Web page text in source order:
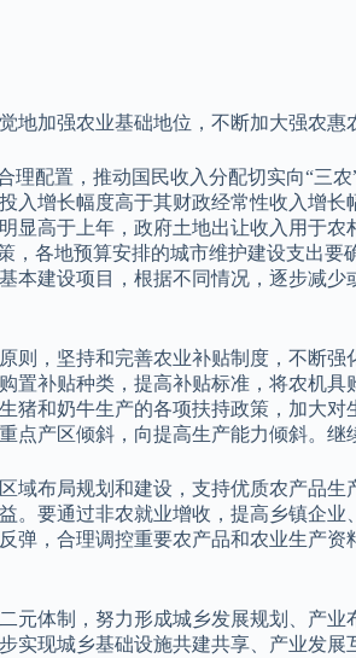
加强农业基础地位，不断加大强农惠
配置，推动国民收入分配切实向“三
增长幅度高于其财政经常性收入增
高于上年，政府土地出让收入用于
各地预算安排的城市维护建设支出
建设项目，根据不同情况，逐步减
则，坚持和完善农业补贴制度，不断
补贴种类，提高补贴标准，将农机
和奶牛生产的各项扶持政策，加大
产区倾斜，向提高生产能力倾斜。继
域布局规划和建设，支持优质农产品
要通过非农就业增收，提高乡镇企业
，合理调控重要农产品和农业生产
元体制，努力形成城乡发展规划、产
现城乡基础设施共建共享、产业发